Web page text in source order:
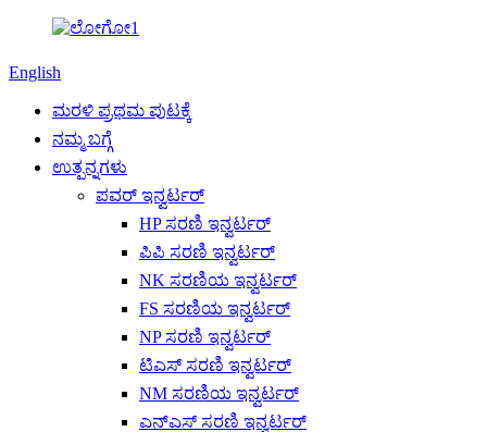
English
ಮರಳಿ ಪ್ರಥಮ ಪುಟಕ್ಕೆ
ನಮ್ಮ ಬಗ್ಗೆ
ಉತ್ಪನ್ನಗಳು
ಪವರ್ ಇನ್ವರ್ಟರ್
HP ಸರಣಿ ಇನ್ವರ್ಟರ್
ಪಿಪಿ ಸರಣಿ ಇನ್ವರ್ಟರ್
NK ಸರಣಿಯ ಇನ್ವರ್ಟರ್
FS ಸರಣಿಯ ಇನ್ವರ್ಟರ್
NP ಸರಣಿ ಇನ್ವರ್ಟರ್
ಟಿಎಸ್ ಸರಣಿ ಇನ್ವರ್ಟರ್
NM ಸರಣಿಯ ಇನ್ವರ್ಟರ್
ಎನ್ಎಸ್ ಸರಣಿ ಇನ್ವರ್ಟರ್